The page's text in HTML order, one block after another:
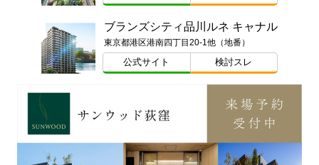
ブランズシティ品川ルネ キャナル
東京都港区港南四丁目20-1他（地番）
公式サイト 検討スレ